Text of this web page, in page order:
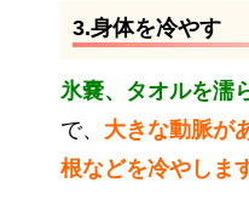
3.身体を冷やす
氷嚢、タオルを濡
で、 大きな動脈が
根などを冷やしま